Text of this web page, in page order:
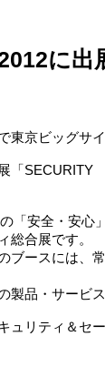
に出
東京ビッグサ
「
「安全・安心
総合展です。
ブースには、
製品・サービ
ュリティ＆セ